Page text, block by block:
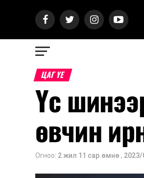
ЦАГ ҮЕ
Үс
өвчин
Огноо: 2 жил 11 сар.өмнө ,